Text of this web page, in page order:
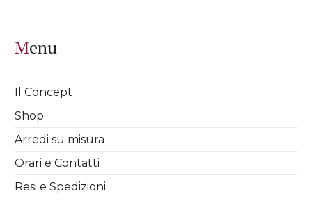
Menu
Il Concept
Shop
Arredi su misura
Orari e Contatti
Resi e Spedizioni